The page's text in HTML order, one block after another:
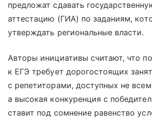
предложат сдавать
аттестацию (ГИА) по заданиям,
утверждать региональные власти.
Авторы инициативы считают, что
к ЕГЭ требует дорогостоящих
с репетиторами, доступных не
а высокая конкуренция с
ставит под сомнение равенство